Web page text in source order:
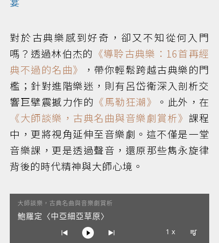
對於古典樂感到好奇，卻又不知從何入門
嗎？透過林伯杰的 《導聆古典樂：16首再經
典不過的名曲》
，帶你輕鬆跨越古典樂的門
檻；針對進階樂迷，則有呂岱衛深入剖析交
響巨擘震撼力作的 《馬勒狂潮》
。此外，在
《大師談樂，古典名曲與音樂劇賞析》 課程
中，更將視角延伸至音樂劇。這不僅是一堂
音樂課，更是透過聲音，還原那些雋永旋律
背後的時代精神與大師心境。
大師談樂，古典名曲與音樂劇賞析
鮑羅定〈中亞細亞草原〉
1 x